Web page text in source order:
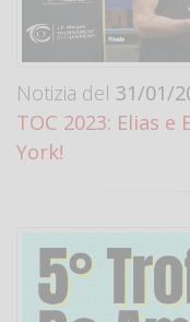
Notizia del 31/01/
TOC 2023: Elias
York!